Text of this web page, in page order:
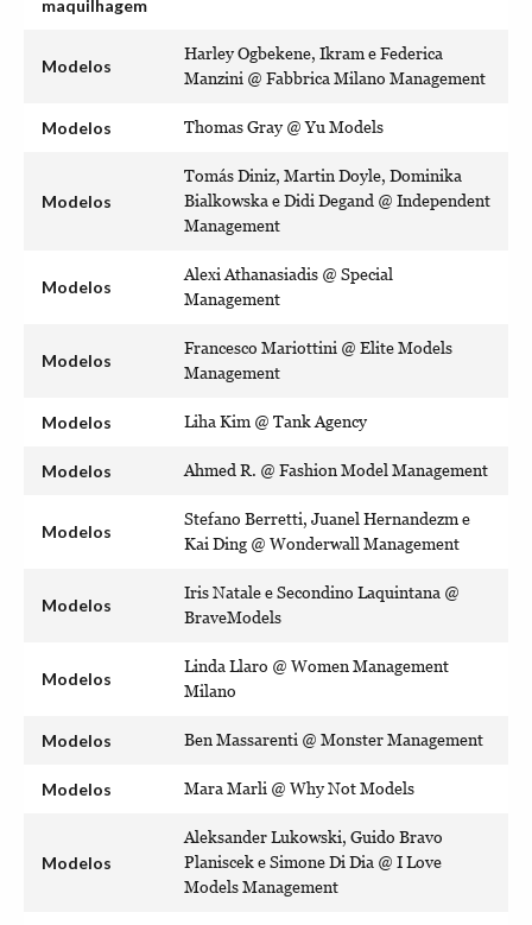
maquilhagem
Modelos
Harley Ogbekene, Ikram e Federica
Manzini @ Fabbrica Milano Management
Modelos Thomas Gray @ Yu Models
Modelos
Tomás Diniz, Martin Doyle, Dominika
Bialkowska e Didi Degand @ Independent
Management
Modelos
Alexi Athanasiadis @ Special
Management
Modelos
Francesco Mariottini @ Elite Models
Management
Modelos Liha Kim @ Tank Agency
Modelos Ahmed R. @ Fashion Model Management
Modelos
Stefano Berretti, Juanel Hernandezm e
Kai Ding @ Wonderwall Management
Modelos
Iris Natale e Secondino Laquintana @
BraveModels
Modelos
Linda Llaro @ Women Management
Milano
Modelos Ben Massarenti @ Monster Management
Modelos Mara Marli @ Why Not Models
Modelos
Aleksander Lukowski, Guido Bravo
Planiscek e Simone Di Dia @ I Love
Models Management